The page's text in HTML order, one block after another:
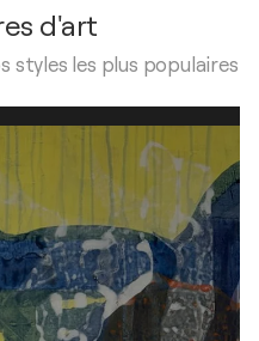
d'art
styles les plus populaires